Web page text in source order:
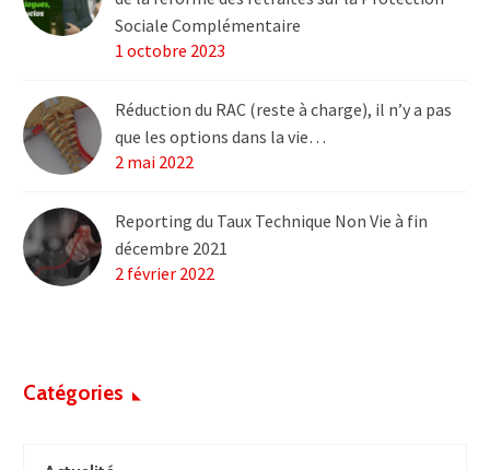
Sociale Complémentaire
1 octobre 2023
Réduction du RAC (reste à charge), il n’y a pas
que les options dans la vie…
2 mai 2022
Reporting du Taux Technique Non Vie à fin
décembre 2021
2 février 2022
Catégories